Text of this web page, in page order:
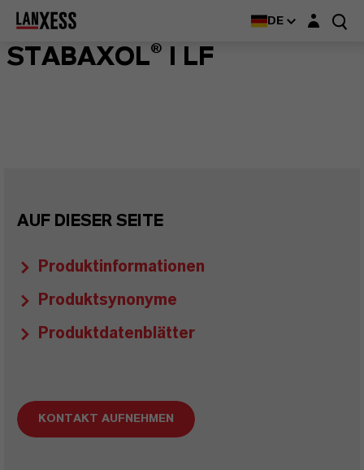
DE Login-Maske
STABAXOL® I LF
AUF DIESER SEITE
Produktinformationen
Produktsynonyme
Produktdatenblätter
KONTAKT AUFNEHMEN